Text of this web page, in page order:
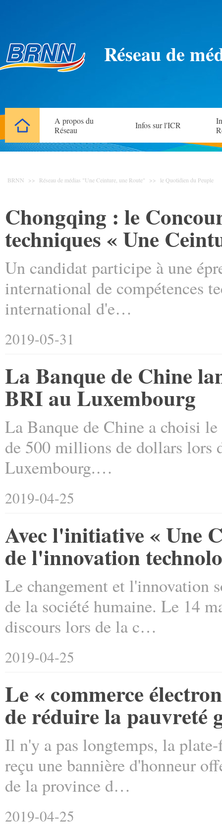
Réseau de
A propos du
Réseau
Infos sur l'ICR
BRNN >> Réseau de médias "Une Ceinture, une Route" >> le Quotidien du Peuple
Chongqing : le
techniques « Une
Un candidat participe à une
international de compétences
international d'e…
2019-05-31
La Banque de Chine
BRI au Luxembourg
La Banque de Chine a choisi
de 500 millions de dollars lors
Luxembourg.…
2019-04-25
Avec l'initiative « Une
de l'innovation
Le changement et l'innovation
de la société humaine. Le 14
discours lors de la c…
2019-04-25
Le « commerce
de réduire la pauvreté
Il n'y a pas longtemps, la
reçu une bannière d'honneur
de la province d…
2019-04-25